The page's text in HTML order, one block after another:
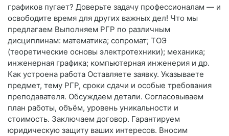
графиков пугает? Доверьте задачу профессионалам — и
освободите время для других важных дел! Что мы
предлагаем Выполняем РГР по различным
дисциплинам: математика; сопромат; ТОЭ
(теоретические основы электротехники); механика;
инженерная графика; компьютерная инженерия и др.
Как устроена работа Оставляете заявку. Указываете
предмет, тему РГР, сроки сдачи и особые требования
преподавателя. Обсуждаем детали. Согласовываем
план работы, объём, уровень уникальности и
стоимость. Заключаем договор. Гарантируем
юридическую защиту ваших интересов. Вносим